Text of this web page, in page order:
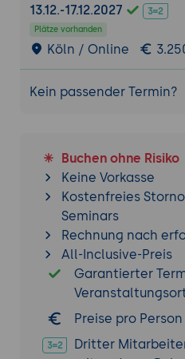
8. WLAN mit HPE Aruba
bereitstellen
WLANs über Aruba
SSIDs, Profile und
9. Sprach- und
Quality of Service
Priorisierung von
Typische
Praxis-Übung (Tag 3):
Unternehmens-WLAN
passenden Profilen
Funkverwaltung
Service für
13.12.-17.12.2027
Plätze vorhanden
Köln / Online
Kein passender Termin?
Buchen ohne Risiko
Keine Vorkasse
Kostenfreies
Seminars
Rechnung nach
All-Inclusive-Preis
Garantierter
Preise pro
Dritter